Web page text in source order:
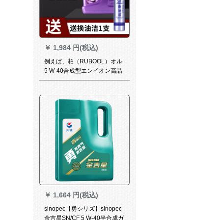
￥ 1,984 円(税込)
例えば、柏（RUBOOL）オル
5 W-40合成型エンイオン高品
質自動車エン潤滑油4 L
￥ 1,664 円(税込)
sinopec【勇シリズ】sinopec
金吉星SN/CF 5 W-40半合成ガ